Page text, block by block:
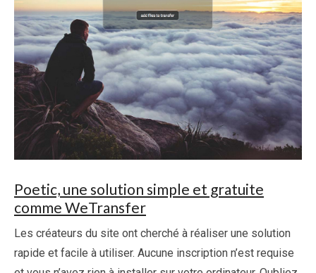
Poetic, une solution simple et gratuite
comme WeTransfer
Les créateurs du site ont cherché à réaliser une solution
rapide et facile à utiliser. Aucune inscription n’est requise